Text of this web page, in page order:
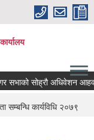
सभाको सोह्रौ अधिवेशन
सम्बन्धि कार्यविधि २०७९